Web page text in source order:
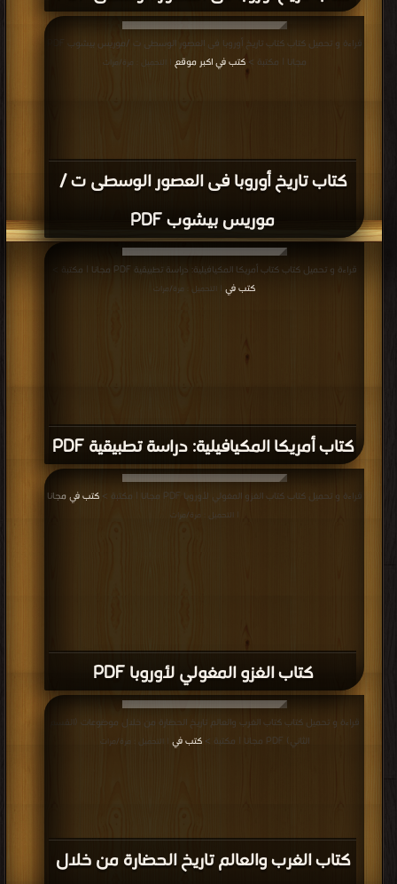
كتاب تاريخ أوروبا فى العصور الوسطى ت /
موريس بيشوب PDF
مجانا | مكتبة >كتب في اكبر موقع | التحميل : مرة/مرات
كتاب أمريكا المكيافيلية: دراسة تطبيقية PDF
قراءة و تحميل كتاب كتاب أمريكا المكيافيلية: دراسة تطبيقية PDF مجانا | مكتبة >
كتب في
| التحميل : مرة/مرات
كتاب الغزو المغولي لأوروبا PDF
قراءة و تحميل كتاب كتاب الغزو المغولي لأوروبا PDF مجانا | مكتبة > كتب في مجانا
| التحميل : مرة/مرات
كتاب الغرب والعالم تاريخ الحضارة من خلال
قراءة و تحميل كتاب كتاب الغرب والعالم تاريخ الحضارة من خلال موضوعات (القسم
الثاني) PDF مجانا | مكتبة >
كتب في | التحميل : مرة/مرات